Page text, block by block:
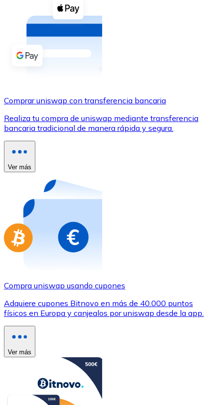
Comprar con efectivo
Transferencia SEPA
Añade fondos a tu cuenta Bitnovo o realiza compras
Comprar con Transferencia
Utiliza tarjetas Visa y Mastercard para comprar
Comprar con tarjeta
Tienda - Tarjetas regalo
Nuevo
Compra tarjetas regalo de tus marcas favoritas con
Ir a la tienda de tarjetas regalo
Comprar uniswap con transferencia bancaria
Realiza tu compra de uniswap mediante transferencia
bancaria tradicional de manera rápida y segura.
Ver más
Compra uniswap usando cupones
Adquiere cupones Bitnovo en más de 40.000 puntos
físicos en Europa y canjealos por uniswap desde la app.
Ver más